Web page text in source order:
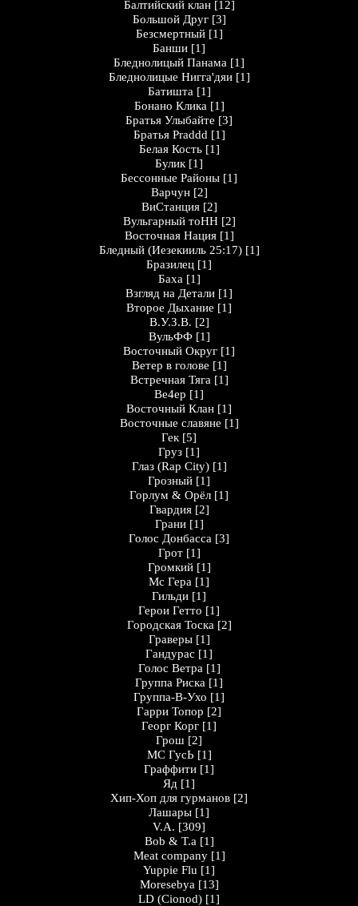
Балтийский клан [12]
Большой Друг [3]
Безсмертный [1]
Банши [1]
Бледнолицый Панама [1]
Бледнолицые Нигга'дяи [1]
Батишта [1]
Бонано Клика [1]
Братья Улыбайте [3]
Братья Praddd [1]
Белая Кость [1]
Булик [1]
Бессонные Районы [1]
Варчун [2]
ВиСтанция [2]
Вульгарный тоНН [2]
Восточная Нация [1]
Бледный (Иезекииль 25:17) [1]
Бразилец [1]
Баха [1]
Взгляд на Детали [1]
Второе Дыхание [1]
В.У.З.В. [2]
ВульФФ [1]
Восточный Округ [1]
Ветер в голове [1]
Встречная Тяга [1]
Ве4ер [1]
Восточный Клан [1]
Восточные славяне [1]
Гек [5]
Груз [1]
Глаз (Rap City) [1]
Грозный [1]
Горлум & Орёл [1]
Гвардия [2]
Грани [1]
Голос Донбасса [3]
Грот [1]
Громкий [1]
Мс Гера [1]
Гильди [1]
Герои Гетто [1]
Городская Тоска [2]
Граверы [1]
Гандурас [1]
Голос Ветра [1]
Группа Риска [1]
Группа-В-Ухо [1]
Гарри Топор [2]
Георг Корг [1]
Грош [2]
MC ГусЬ [1]
Граффити [1]
Яд [1]
Хип-Хоп для гурманов [2]
Лашары [1]
V.A. [309]
Bob & T.a [1]
Meat company [1]
Yuppie Flu [1]
Moresebya [13]
LD (Cionod) [1]